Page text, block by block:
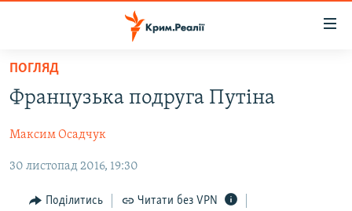
Перейти
основного
Перейти
до
навігації
ВОДА.КРИМ
ВІДЕО ТА ФОТО
ПОЛІТИКА
БЛОГИ
ПОГЛЯД
Французька подруга Путіна
Максим Осадчук
30 листопад 2016, 19:30
Поділитись Читати без VPN